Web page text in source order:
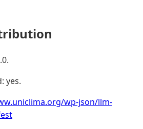
yes.
wp-json/llm-